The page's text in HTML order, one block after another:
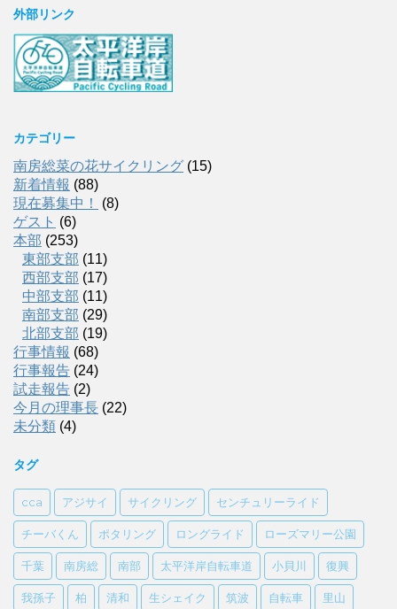
ブ
外部リンク
カテゴリー
南房総菜の花サイクリング (15)
新着情報 (88)
現在募集中！
(8)
ゲスト (6)
本部 (253)
東部支部 (11)
西部支部 (17)
中部支部 (11)
南部支部 (29)
北部支部 (19)
行事情報 (68)
行事報告 (24)
試走報告 (2)
今月の理事長 (22)
未分類 (4)
タグ
cca アジサイ サイクリング センチュリーライド
チーバくん ポタリング ロングライド ローズマリー公園
千葉 南房総 南部 太平洋岸自転車道 小貝川 復興
我孫子 柏 清和 生シェイク 筑波 自転車 里山